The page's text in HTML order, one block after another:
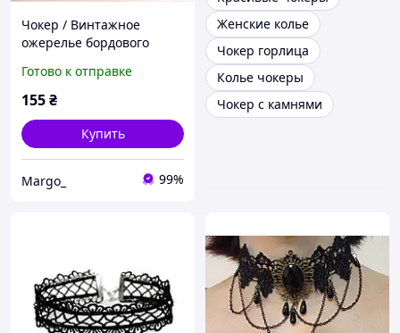
Чокер / Винтажное
ожерелье бордового
ожерелье Украшение для
шеи
Готово к отправке
155₴
Купить
Margo_ 99%
Женские колье
Чокер горлица
Колье чокеры
Чокер с камнями